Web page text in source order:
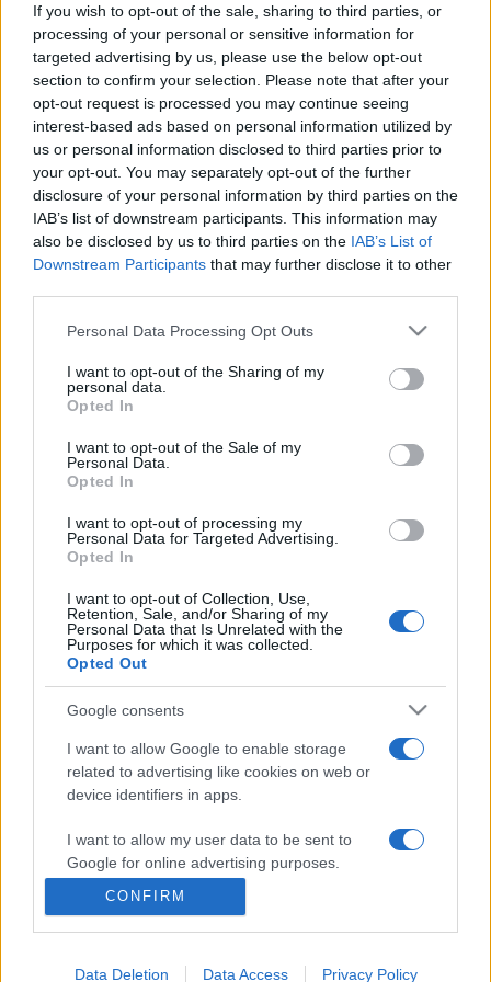
If you wish to opt-out of the sale, sharing to third parties, or
processing of your personal or sensitive information for
targeted advertising by us, please use the below opt-out
section to confirm your selection. Please note that after your
opt-out request is processed you may continue seeing
interest-based ads based on personal information utilized by
us or personal information disclosed to third parties prior to
your opt-out. You may separately opt-out of the further
disclosure of your personal information by third parties on the
IAB’s list of downstream participants. This information may
also be disclosed by us to third parties on the IAB’s List of
Downstream Participants that may further disclose it to other
Please note that this website/app uses one or more Google
not limited to your visit or usage behaviour. You may click to
grant or deny consent to Google and its third-party tags to
use your data for below specified purposes in below Google
consent section.
Personal Data Processing Opt Outs
I want to opt-out of the Sharing of my
personal data.
Opted In
I want to opt-out of the Sale of my
Personal Data.
Opted In
I want to opt-out of processing my
Personal Data for Targeted Advertising.
Opted In
I want to opt-out of Collection, Use,
Retention, Sale, and/or Sharing of my
Personal Data that Is Unrelated with the
Purposes for which it was collected.
Opted Out
Google consents
I want to allow Google to enable storage
related to advertising like cookies on web or
device identifiers in apps.
I want to allow my user data to be sent to
Google for online advertising purposes.
personalized advertising.
I want to allow Google to enable storage
CONFIRM
Data Deletion Data Access Privacy Policy
volna, hanem azt vizsgálja, miként alakult és változott a
„manga” fogalma az elmúlt évszázadok során. A tárlathoz
számos, különböző korosztályok számára készült
kísérőprogram is kapcsolódik: kurátori tárlatvezetések és
múzeumpedagógiai foglalkozások segítik a látogatókat a
kiállítás mélyebb megértésében és személyesebb
átélésében.
NÉPRAJZI MÚZEUM TÁRLATVEZETÉS
BESZÉLGETÉS ELEKTRONIKUS ZENE
PETŐFI KULTURÁLIS ÜGYNÖKSÉG
PKÜ
TURBINA
WORKSHOP
ZENEIPAR
Utazás az elektronikus zene
világába
IDŐPONT:2026. ÁPR. 14. 14:30–19:00